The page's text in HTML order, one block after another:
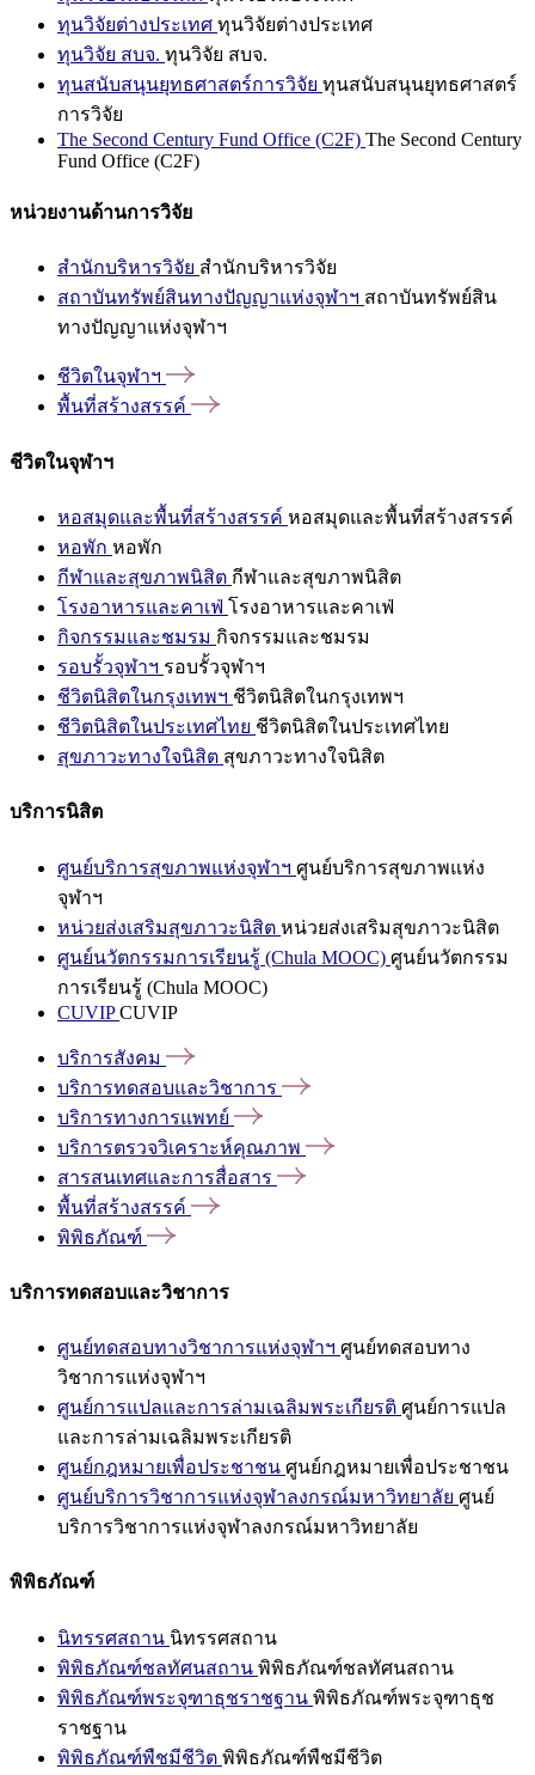
ทุนวิจัยต่างประเทศ ทุนวิจัยต่างประเทศ
ทุนวิจัย สบจ. ทุนวิจัย สบจ.
ทุนสนับสนุนยุทธศาสตร์การวิจัย ทุนสนับสนุนยุทธศาสตร์
การวิจัย
The Second Century Fund Office (C2F) The Second Century
Fund Office (C2F)
หน่วยงานด้านการวิจัย
สำนักบริหารวิจัย สำนักบริหารวิจัย
สถาบันทรัพย์สินทางปัญญาแห่งจุฬาฯ สถาบันทรัพย์สิน
ทางปัญญาแห่งจุฬาฯ
ชีวิตในจุฬาฯ
พื้นที่สร้างสรรค์
ชีวิตในจุฬาฯ
หอสมุดและพื้นที่สร้างสรรค์ หอสมุดและพื้นที่สร้างสรรค์
หอพัก หอพัก
กีฬาและสุขภาพนิสิต กีฬาและสุขภาพนิสิต
โรงอาหารและคาเฟ่ โรงอาหารและคาเฟ่
กิจกรรมและชมรม กิจกรรมและชมรม
รอบรั้วจุฬาฯ รอบรั้วจุฬาฯ
ชีวิตนิสิตในกรุงเทพฯ ชีวิตนิสิตในกรุงเทพฯ
ชีวิตนิสิตในประเทศไทย ชีวิตนิสิตในประเทศไทย
สุขภาวะทางใจนิสิต สุขภาวะทางใจนิสิต
บริการนิสิต
ศูนย์บริการสุขภาพแห่งจุฬาฯ ศูนย์บริการสุขภาพแห่ง
จุฬาฯ
หน่วยส่งเสริมสุขภาวะนิสิต หน่วยส่งเสริมสุขภาวะนิสิต
ศูนย์นวัตกรรมการเรียนรู้ (Chula MOOC) ศูนย์นวัตกรรม
การเรียนรู้ (Chula MOOC)
CUVIPCUVIP
บริการสังคม
บริการทดสอบและวิชาการ
บริการทางการแพทย์
บริการตรวจวิเคราะห์คุณภาพ
สารสนเทศและการสื่อสาร
พื้นที่สร้างสรรค์
พิพิธภัณฑ์
บริการทดสอบและวิชาการ
ศูนย์ทดสอบทางวิชาการแห่งจุฬาฯ ศูนย์ทดสอบทาง
วิชาการแห่งจุฬาฯ
ศูนย์การแปลและการล่ามเฉลิมพระเกียรติ ศูนย์การแปล
และการล่ามเฉลิมพระเกียรติ
ศูนย์กฎหมายเพื่อประชาชน ศูนย์กฎหมายเพื่อประชาชน
ศูนย์บริการวิชาการแห่งจุฬาลงกรณ์มหาวิทยาลัย ศูนย์
บริการวิชาการแห่งจุฬาลงกรณ์มหาวิทยาลัย
พิพิธภัณฑ์
นิทรรศสถาน นิทรรศสถาน
พิพิธภัณฑ์ชลทัศนสถาน พิพิธภัณฑ์ชลทัศนสถาน
พิพิธภัณฑ์พระจุฑาธุชราชฐาน พิพิธภัณฑ์พระจุฑาธุช
ราชฐาน
พิพิธภัณฑ์พืชมีชีวิต พิพิธภัณฑ์พืชมีชีวิต